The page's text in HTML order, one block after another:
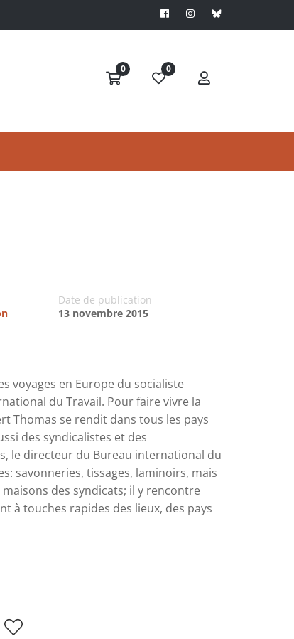
0 0
Date de publication
13 novembre 2015
voyages en Europe du socialiste
du Travail. Pour faire vivre la
Thomas se rendit dans tous les pays
des syndicalistes et des
le directeur du Bureau international du
savonneries, tissages, laminoirs, mais
des syndicats; il y rencontre
à touches rapides des lieux, des pays